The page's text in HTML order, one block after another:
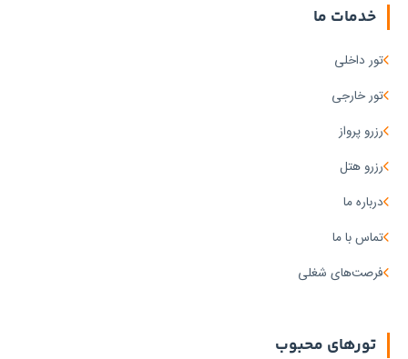
شب
۷
روز
خدمات ما
تور داخلی
تور خارجی
رزرو پرواز
رزرو هتل
درباره ما
تماس با ما
فرصت‌های شغلی
تورهای محبوب